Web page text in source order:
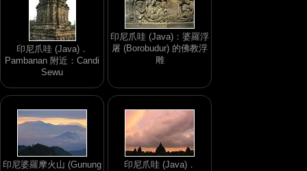
印尼爪哇 (Java)．
Pambanan 附近：Candi
Sewu
印尼爪哇 (Java)：婆羅浮
屠 (Borobudur) 的佛教浮
雕
印尼婆羅摩火山 (Gunung
印尼爪哇 (Java)．